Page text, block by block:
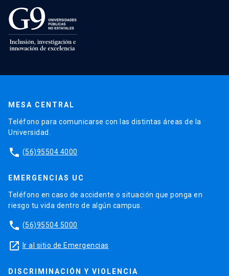
MESA CENTRAL
Teléfono para comunicarse con las distintas áreas de la
Universidad.
phone (56)95504 4000
EMERGENCIAS UC
Teléfono en caso de accidente o situación que ponga en
riesgo tu vida dentro de algún campus.
phone (56)95504 5000
launch Ir al sitio de Emergencias
DISCRIMINACIÓN Y VIOLENCIA